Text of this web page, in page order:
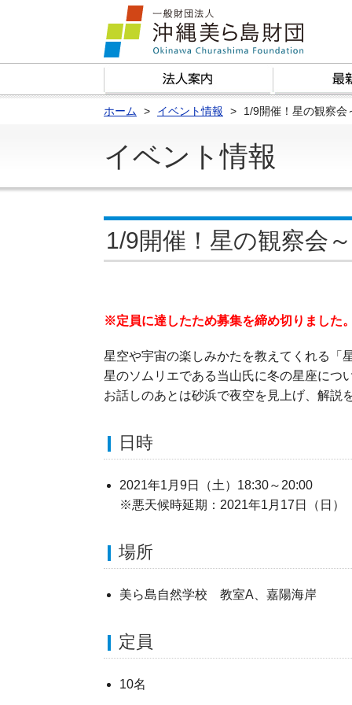
ホーム イベント情報 1/9開催！星の観察会
イベント情報
1/9開催！星の観察会
※定員に達したため募集を締め切りました
星空や宇宙の楽しみかたを教えてくれる「
星のソムリエである当山氏に冬の星座につ
お話しのあとは砂浜で夜空を見上げ、解説
日時
2021年1月9日（土）18:30～20:00
※悪天候時延期：2021年1月17日（日）
場所
美ら島自然学校 教室A、嘉陽海岸
定員
10名